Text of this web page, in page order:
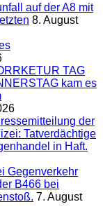
auf der A8 mit
8. August
TAG
kam es
der
Tatverdächtige
in Haft.
Gegenverkehr
B466 bei
7. August